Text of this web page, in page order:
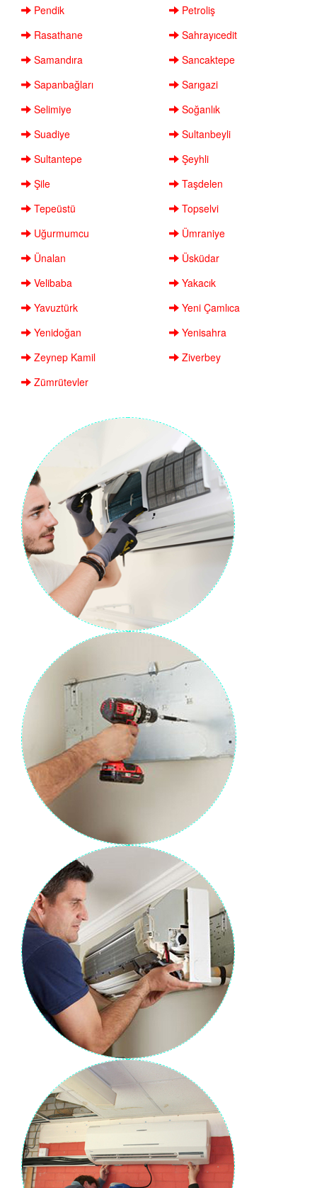
Pendik
Petroliş
Rasathane
Sahrayıcedit
Samandıra
Sancaktepe
Sapanbağları
Sarıgazi
Selimiye
Soğanlık
Suadiye
Sultanbeyli
Sultantepe
Şeyhli
Şile
Taşdelen
Tepeüstü
Topselvi
Uğurmumcu
Ümraniye
Ünalan
Üsküdar
Velibaba
Yakacık
Yavuztürk
Yeni Çamlıca
Yenidoğan
Yenisahra
Zeynep Kamil
Ziverbey
Zümrütevler